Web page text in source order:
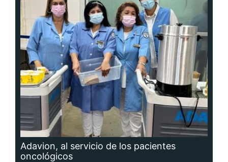
Adavion, al servicio de los pacientes
oncológicos